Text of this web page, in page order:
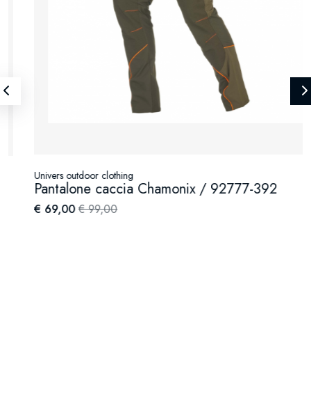
Univers outdoor clothing
Pantalone caccia Chamonix / 92777-392
€ 69,00€ 99,00